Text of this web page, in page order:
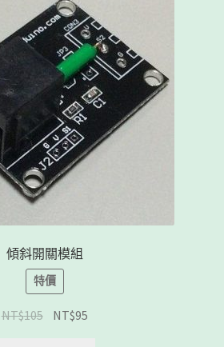
傾斜開關模組
特價
NT$105 NT$95